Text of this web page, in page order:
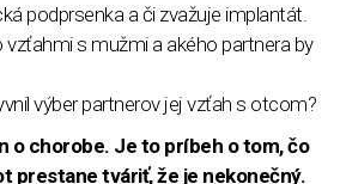
podprsenka a či zvažuje implantát.
s mužmi a akého partnera by
výber partnerov jej vzťah s otcom?
o chorobe. Je to príbeh o tom, čo
prestane tváriť, že je nekonečný.